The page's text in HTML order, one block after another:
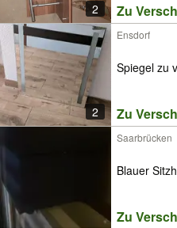
2 Zu
2
Ensdorf
Spiegel zu
Zu
Saarbrücken
Blauer
Zu